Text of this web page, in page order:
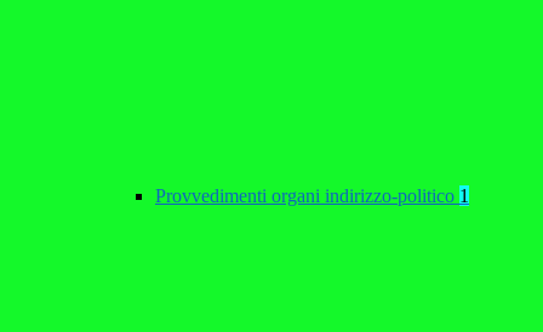
Provvedimenti organi indirizzo-politico 1